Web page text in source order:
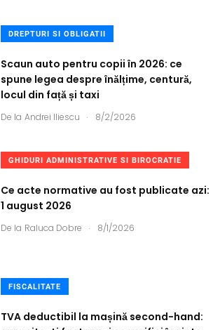
DREPTURI SI OBLIGATII
Scaun auto pentru copii în 2026: ce
spune legea despre înălțime, centură,
locul din față și taxi
De la Andrei Iliescu . 8/2/2026
GHIDURI ADMINISTRATIVE SI BIROCRATIE
Ce acte normative au fost publicate azi:
1 august 2026
De la Raluca Dobre . 8/1/2026
FISCALITATE
TVA deductibil la mașină second-hand: